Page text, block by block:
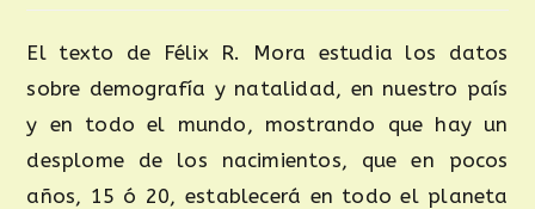
El texto de Félix R. Mora estudia los datos
sobre demografía y natalidad, en nuestro país
y en todo el mundo, mostrando que hay un
desplome de los nacimientos, que en pocos
años, 15 ó 20, establecerá en todo el planeta